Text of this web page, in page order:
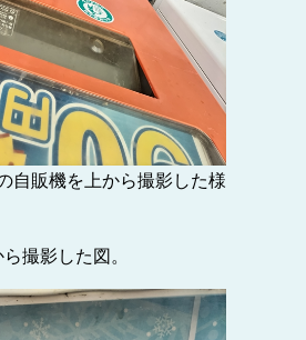
自販機を上から撮影した様
撮影した図。